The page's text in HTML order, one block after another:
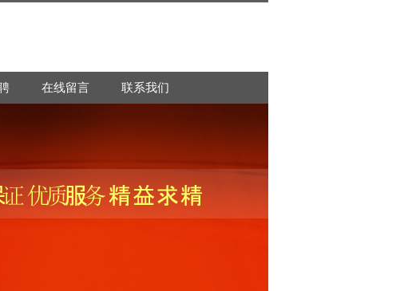
在线留言 联系我们